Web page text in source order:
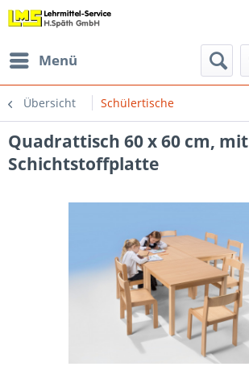
Menü
Übersicht Schülertische
Quadrattisch 60 x 60 cm, mit
Schichtstoffplatte